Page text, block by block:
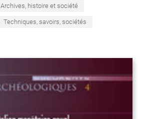
Archives, histoire et société
Techniques, savoirs, sociétés